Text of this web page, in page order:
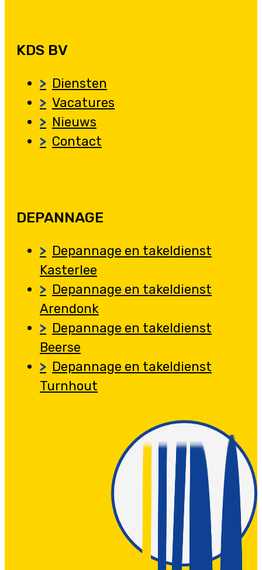
KDS BV
Diensten
Vacatures
Nieuws
Contact
DEPANNAGE
Depannage en takeldienst
Kasterlee
Depannage en takeldienst
Arendonk
Depannage en takeldienst
Beerse
Depannage en takeldienst
Turnhout